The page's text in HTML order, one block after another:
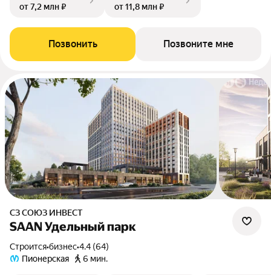
от 7,2 млн ₽
от 11,8 млн ₽
Позвонить Позвоните мне
СЗ СОЮЗ ИНВЕСТ
SAAN Удельный парк
Строится•бизнес•4.4 (64)
Пионерская
6 мин.